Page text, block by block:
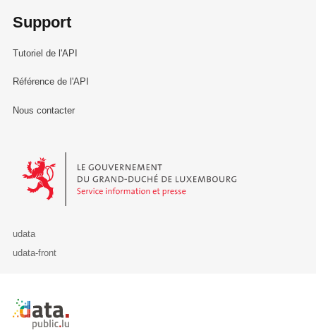
Support
Tutoriel de l'API
Référence de l'API
Nous contacter
Le Gouvernement du Grand-Duché de Luxembourg - Service
udata
udata-front
Retour à l'accueil de data.public.lu